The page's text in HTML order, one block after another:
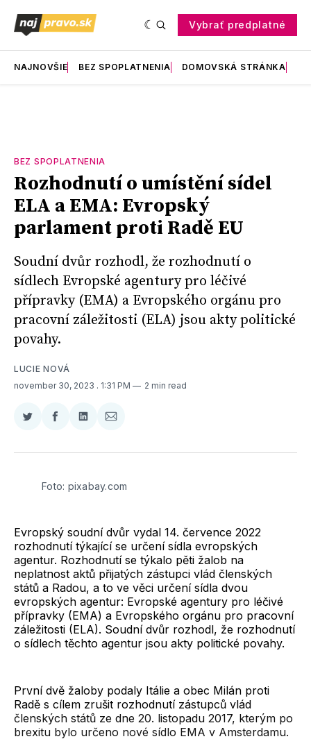
Vybrať predplatné
NAJNOVŠIE BEZ SPOPLATNENIA DOMOVSKÁ STRÁNKA
BEZ SPOPLATNENIA
Rozhodnutí o umístění sídel
ELA a EMA: Evropský
parlament proti Radě EU
Soudní dvůr rozhodl, že rozhodnutí o
sídlech Evropské agentury pro léčivé
přípravky (EMA) a Evropského orgánu pro
pracovní záležitosti (ELA) jsou akty politické
povahy.
LUCIE NOVÁ
november 30, 2023 . 1:31 PM 2 min read
Zdieľať
Twitter
Zdieľať
Facebooku
Zdieľať
LinkedIne
Zdieľať
E-
Foto: pixabay.com
Evropský soudní dvůr vydal 14. července 2022
rozhodnutí týkající se určení sídla evropských
agentur. Rozhodnutí se týkalo pěti žalob na
neplatnost aktů přijatých zástupci vlád členských
států a Radou, a to ve věci určení sídla dvou
evropských agentur: Evropské agentury pro léčivé
přípravky (EMA) a Evropského orgánu pro pracovní
záležitosti (ELA). Soudní dvůr rozhodl, že rozhodnutí
o sídlech těchto agentur jsou akty politické povahy.
První dvě žaloby podaly Itálie a obec Milán proti
Radě s cílem zrušit rozhodnutí zástupců vlád
členských států ze dne 20. listopadu 2017, kterým po
brexitu bylo určeno nové sídlo EMA v Amsterdamu.